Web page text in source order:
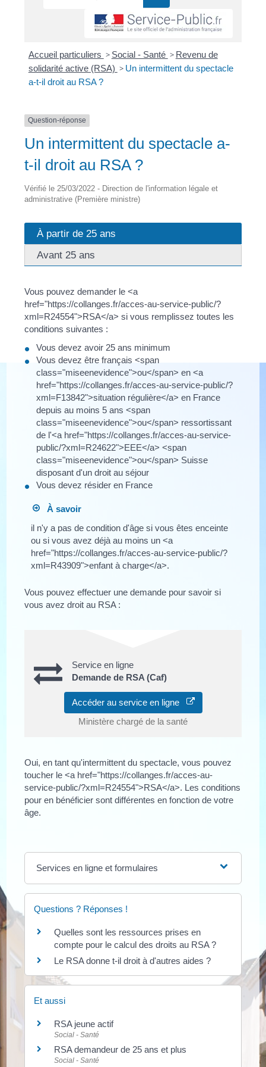
Accueil particuliers > Social - Santé > Revenu de
solidarité active (RSA) > Un intermittent du spectacle
a-t-il droit au RSA ?
Question-réponse
Un intermittent du spectacle a-
t-il droit au RSA ?
Vérifié le 25/03/2022 - Direction de l'information légale et
administrative (Première ministre)
À partir de 25 ans
Avant 25 ans
Vous pouvez demander le <a
href="https://collanges.fr/acces-au-service-public/?
xml=R24554">RSA</a> si vous remplissez toutes les
conditions suivantes :
Vous devez avoir 25 ans minimum
Vous devez être français <span
class="miseenevidence">ou</span> en <a
href="https://collanges.fr/acces-au-service-public/?
xml=F13842">situation régulière</a> en France
depuis au moins 5 ans <span
class="miseenevidence">ou</span> ressortissant
de l'<a href="https://collanges.fr/acces-au-service-
public/?xml=R24622">EEE</a> <span
class="miseenevidence">ou</span> Suisse
disposant d'un droit au séjour
Vous devez résider en France
À savoir
il n'y a pas de condition d'âge si vous êtes enceinte
ou si vous avez déjà au moins un <a
href="https://collanges.fr/acces-au-service-public/?
xml=R43909">enfant à charge</a>.
Vous pouvez effectuer une demande pour savoir si
vous avez droit au RSA :
Service en ligne
Demande de RSA (Caf)
Accéder au service en ligne
Ministère chargé de la santé
Oui, en tant qu'intermittent du spectacle, vous pouvez
toucher le <a href="https://collanges.fr/acces-au-
service-public/?xml=R24554">RSA</a>. Les conditions
pour en bénéficier sont différentes en fonction de votre
âge.
Services en ligne et formulaires
Questions ? Réponses !
Quelles sont les ressources prises en
compte pour le calcul des droits au RSA ?
Le RSA donne t-il droit à d'autres aides ?
Et aussi
RSA jeune actif
Social - Santé
RSA demandeur de 25 ans et plus
Social - Santé